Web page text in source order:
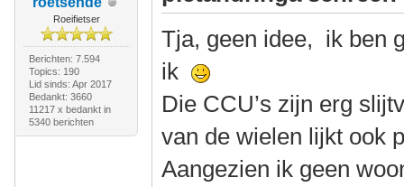
Roeifietser
Berichten: 7.594
Topics: 190
Lid sinds: Apr 2017
Bedankt: 3660
11217 x bedankt in
5340 berichten
Tja, geen idee, ik ben
ik
Die CCU’s zijn erg
van de wielen lijkt ook
Aangezien ik geen